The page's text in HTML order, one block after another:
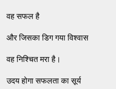
वह सफल है
और जिसका डिग गया विश्वास
वह निश्चित मरा है।
उदय होगा सफलता का सूर्य